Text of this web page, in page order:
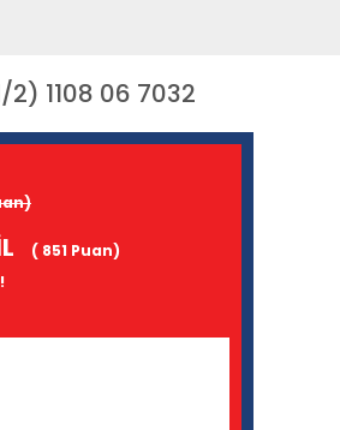
2) 1108 06 7032
( 851 Puan)